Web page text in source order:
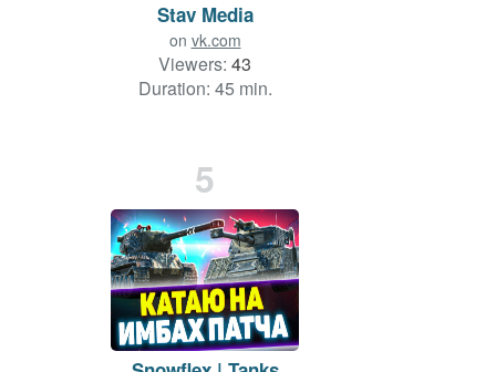
Stav Media
on vk.com
Viewers: 43
Duration: 45 min.
5